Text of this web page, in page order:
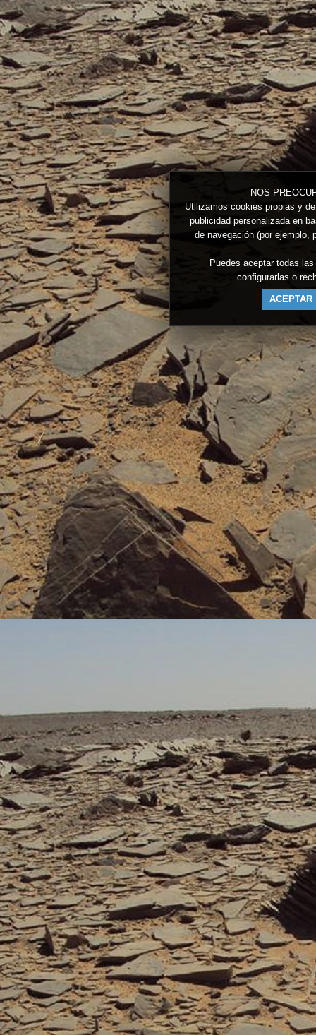
NOS
Utilizamos cookies propias y
publicidad personalizada en
de navegación (por
Puedes aceptar todas
configurarlas o
ACEPTAR